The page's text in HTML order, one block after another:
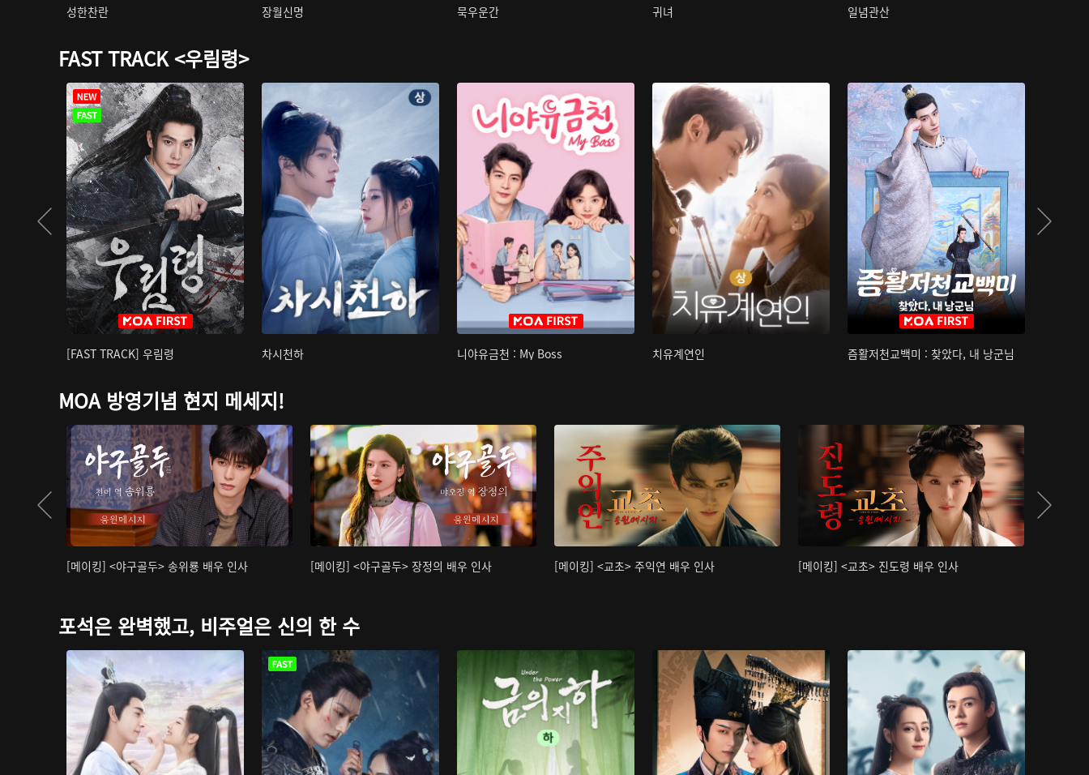
성한찬란 장월신명 묵우운간 귀녀 일념관산
FAST TRACK <우림령>
[FAST TRACK] 우림령 차시천하 니야유금천 : My Boss 치유계연인 즘활저천교백미 : 찾았다, 내 낭군님
MOA 방영기념 현지 메세지!
[메이킹] <야구골두> 송위룡 배우 인사 [메이킹] <야구골두> 장정의 배우 인사 [메이킹] <교초> 주익연 배우 인사 [메이킹] <교초> 진도령 배우 인사
포석은 완벽했고, 비주얼은 신의 한 수